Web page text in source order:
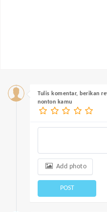
Tulis komentar, berikan
nonton kamu
Add photo
POST